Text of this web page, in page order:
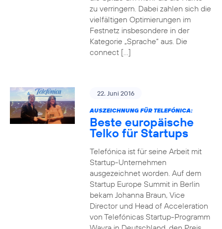
zu verringern. Dabei zahlen sich die
vielfältigen Optimierungen im
Festnetz insbesondere in der
Kategorie „Sprache“ aus. Die
connect […]
22. Juni 2016
AUSZEICHNUNG FÜR TELEFÓNICA:
Beste europäische
Telko für Startups
Telefónica ist für seine Arbeit mit
Startup-Unternehmen
ausgezeichnet worden. Auf dem
Startup Europe Summit in Berlin
bekam Johanna Braun, Vice
Director und Head of Acceleration
von Telefónicas Startup-Programm